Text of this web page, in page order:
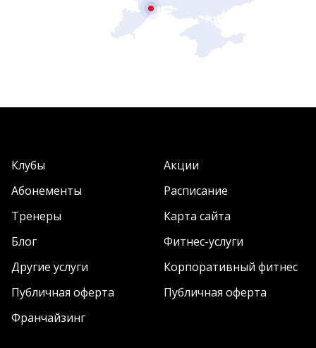
Клубы
Акции
Абонементы
Расписание
Тренеры
Карта сайта
Блог
Фитнес-услуги
Другие услуги
Корпоративный фитнес
Публичная оферта
Публичная оферта
Франчайзинг